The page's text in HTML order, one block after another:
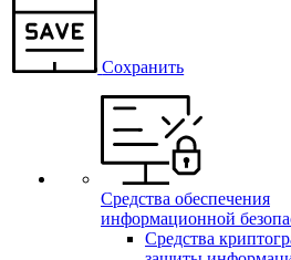
Сохранить
Средства обеспечения
информационной
Средства